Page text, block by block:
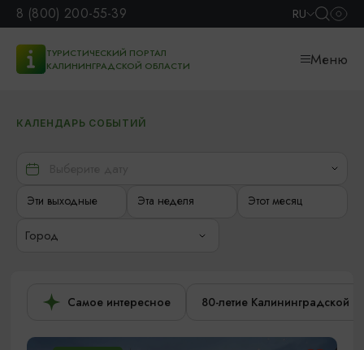
8 (800) 200-55-39 RU
ТУРИСТИЧЕСКИЙ ПОРТАЛ
КАЛИНИНГРАДСКОЙ ОБЛАСТИ
Меню
КАЛЕНДАРЬ СОБЫТИЙ
Эти выходные Эта неделя Этот месяц
Город
Самое интересное 80-летие Калининградской